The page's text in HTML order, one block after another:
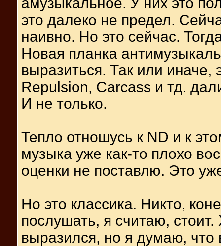
это далеко не предел.
наивно. Но это сейчас.
Новая планка
выразиться. Так или иначе,
Repulsion, Carcass и тд.
И не только.
Тепло отношусь к ND и к
музыка уже как-то плохо
оценки не поставлю. Это
Но это классика. Никто,
послушать, я считаю,
выразился, но я думаю,